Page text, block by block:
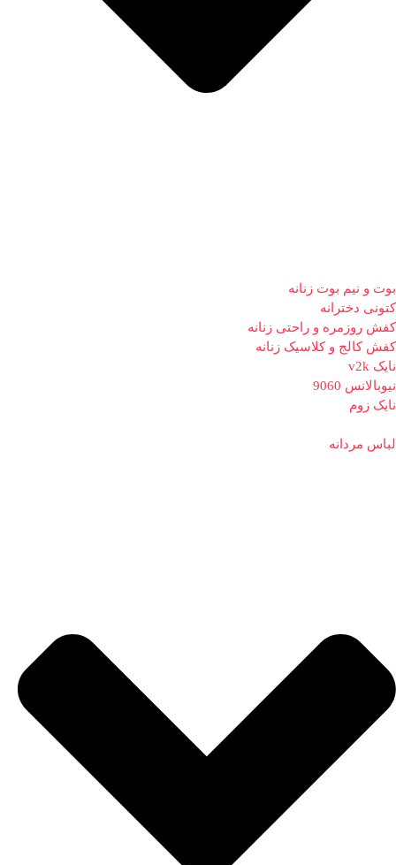
بوت و نیم بوت زنانه
کتونی دخترانه
کفش روزمره و راحتی زنانه
کفش کالج و کلاسیک زنانه
نایک v2k
نیوبالانس 9060
نایک زوم
لباس مردانه